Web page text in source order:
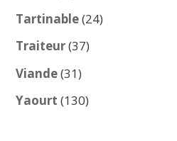
produits
Tartinable 2424
Traiteur 3737
Viande 3131
produits
Yaourt 130130